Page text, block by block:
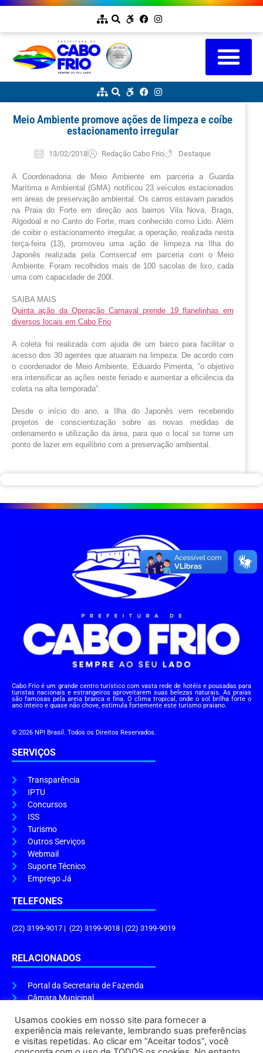
Meio Ambiente promove ações de limpeza e coíbe
estacionamento irregular
13/02/2018 Redação Cabo Frio Destaque
A Coordenadoria de Meio Ambiente em parceria a Guarda
Marítima e Ambiental (GMA) notificou 23 veículos estacionados
em áreas de preservação ambiental. Os carros estavam parados
na Praia do Forte em direção aos bairros Vila Nova, Braga,
Algodoal e no Canto do Forte, mais conhecido como Lido. Além
de coibir o estacionamento irregular, a operação, realizada nesta
terça-feira (13), promoveu uma ação de limpeza na Ilha do
Japonês realizada pela Comsercaf em parceria com o Meio
Ambiente. Foram recolhidos mais de 100 sacolas de lixo, cada
uma com capacidade de 200l.
SAIBA MAIS
Quinta ação da Operação Carnaval prende 19 flanelinhas em
diversos locais em Cabo Frio
A coleta foi realizada com ajuda de um barco para facilitar o
acesso dos 30 agentes que atuaram na limpeza. De acordo com
o coordenador de Meio Ambiente, Eduardo Pimenta, “o objetivo
era intensificar as ações neste feriado e aumentar a eficiência da
coleta na alta temporada”.
Desde o início do ano, a Ilha do Japonês vem recebendo
projetos de conscientização sobre as novas medidas de
ordenamento e utilização da área, para que o local se torne um
ponto de lazer em equilíbrio com a preservação ambiental.
Cabo Frio é um grande centro turístico com vasta rede de hotéis e pousadas para
turistas nacionais e estrangeiros aproveitarem suas belezas naturais. As praias
são famosas pela areia branca e fina. O clima tropical, onde o sol brilha forte o
ano inteiro e quase não chove, estimula fortemente este turismo praiano.
© 2026 NPI Brasil. Todos os Direitos Reservados.
SERVIÇOS
Transparência
IPTU
Concursos
ISS
Turismo
Outros Serviços
Webmail
Suporte Técnico
Emprego Já
TELEFONES
(22) 3199-9017 | (22) 3199-9018 | (22) 3199-9019
RELACIONADOS
Portal da Secretaria de Fazenda
Câmara Municipal
ENDEREÇO E HORÁRIO
Usamos cookies em nosso site para fornecer a
experiência mais relevante, lembrando suas preferências
e visitas repetidas. Ao clicar em “Aceitar todos”, você